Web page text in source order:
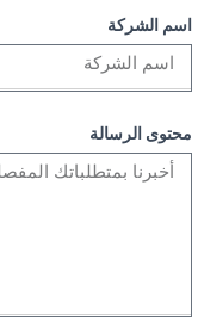
اسم الشركة
محتوى الرسالة